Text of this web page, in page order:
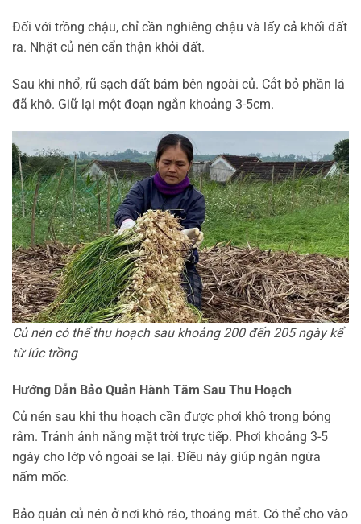
Đối với trồng chậu, chỉ cần nghiêng chậu và lấy cả khối đất
ra. Nhặt củ nén cẩn thận khỏi đất.
Sau khi nhổ, rũ sạch đất bám bên ngoài củ. Cắt bỏ phần lá
đã khô. Giữ lại một đoạn ngắn khoảng 3-5cm.
Củ nén có thể thu hoạch sau khoảng 200 đến 205 ngày kể
từ lúc trồng
Hướng Dẫn Bảo Quản Hành Tăm Sau Thu Hoạch
Củ nén sau khi thu hoạch cần được phơi khô trong bóng
râm. Tránh ánh nắng mặt trời trực tiếp. Phơi khoảng 3-5
ngày cho lớp vỏ ngoài se lại. Điều này giúp ngăn ngừa
nấm mốc.
Bảo quản củ nén ở nơi khô ráo, thoáng mát. Có thể cho vào